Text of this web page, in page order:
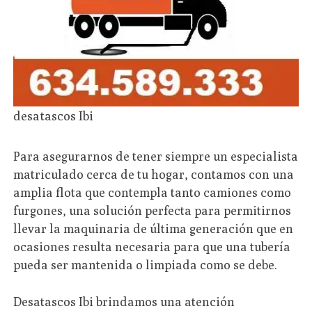
desatascos Ibi
Para asegurarnos de tener siempre un especialista
matriculado cerca de tu hogar, contamos con una
amplia flota que contempla tanto camiones como
furgones, una solución perfecta para permitirnos
llevar la maquinaria de última generación que en
ocasiones resulta necesaria para que una tubería
pueda ser mantenida o limpiada como se debe.
Desatascos Ibi brindamos una atención